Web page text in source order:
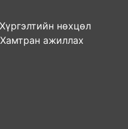
Хүргэлтийн нөхцөл
ажиллах